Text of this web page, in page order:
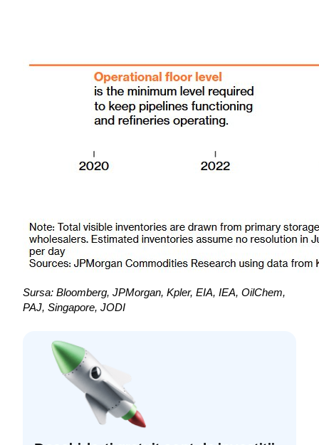
Sursa: Bloomberg, JPMorgan, Kpler, EIA, IEA, OilChem,
PAJ, Singapore, JODI